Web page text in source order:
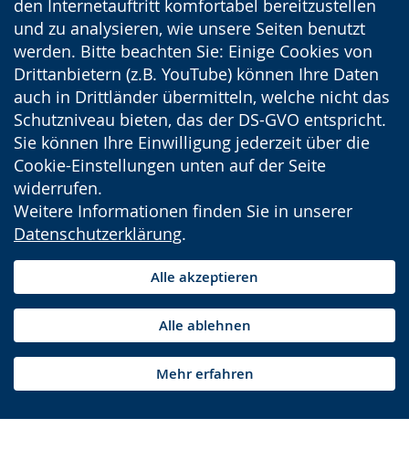
den Internetauftritt komfortabel bereitzustellen
und zu analysieren, wie unsere Seiten benutzt
werden. Bitte beachten Sie: Einige Cookies von
Drittanbietern (z.B. YouTube) können Ihre Daten
auch in Drittländer übermitteln, welche nicht das
Schutzniveau bieten, das der DS-GVO entspricht.
Sie können Ihre Einwilligung jederzeit über die
Cookie-Einstellungen unten auf der Seite
widerrufen.
Weitere Informationen finden Sie in unserer
Datenschutzerklärung.
Alle akzeptieren
Alle ablehnen
Mehr erfahren